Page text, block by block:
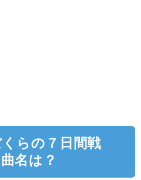
らの７日間戦
名は？